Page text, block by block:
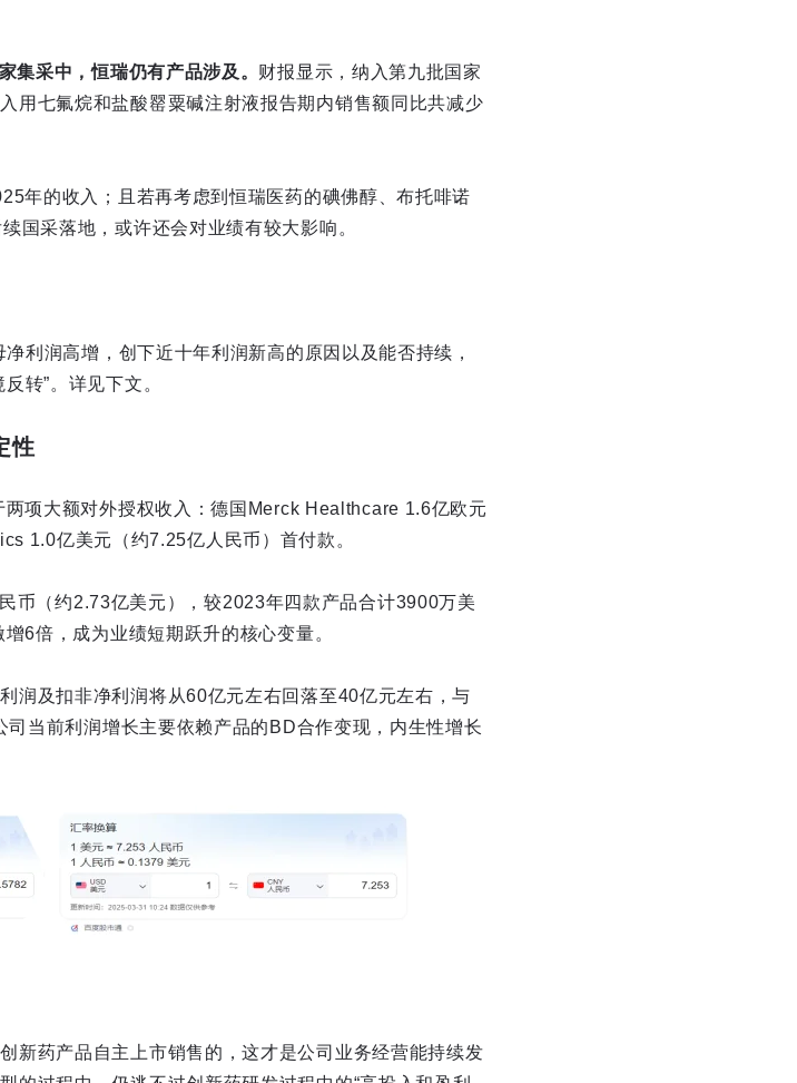
集采中，恒瑞仍有产品涉及。 财报显示，纳入第九批国家
用七氟烷和盐酸罂粟碱注射液报告期内销售额同比共减少
年的收入；且若再考虑到恒瑞医药的碘佛醇、布托啡诺
国采落地，或许还会对业绩有较大影响。
利润高增，创下近十年利润新高的原因以及能否持续，
转”。详见下文。
性
项大额对外授权收入：德国Merck Healthcare 1.6亿欧元
1.0亿美元（约7.25亿人民币）首付款。
币（约2.73亿美元），较2023年四款产品合计3900万美
6倍，成为业绩短期跃升的核心变量。
润及扣非净利润将从60亿元左右回落至40亿元左右，与
当前利润增长主要依赖产品的BD合作变现，内生性增长
新药产品自主上市销售的，这才是公司业务经营能持续发